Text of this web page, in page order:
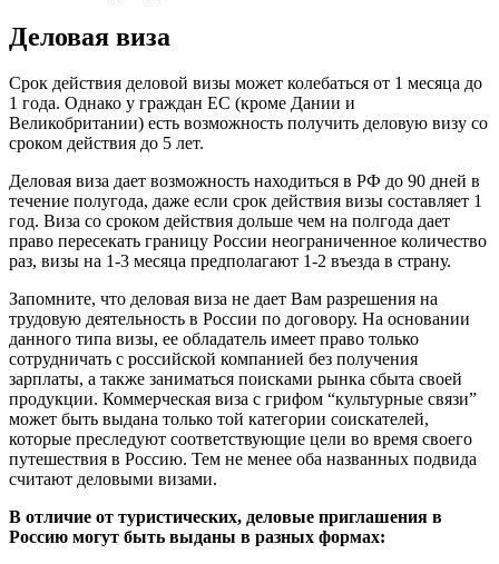
Деловая виза
Срок действия деловой визы может колебаться от 1 месяца до
1 года. Однако у граждан ЕС (кроме Дании и
Великобритании) есть возможность получить деловую визу со
сроком действия до 5 лет.
Деловая виза дает возможность находиться в РФ до 90 дней в
течение полугода, даже если срок действия визы составляет 1
год. Виза со сроком действия дольше чем на полгода дает
право пересекать границу России неограниченное количество
раз, визы на 1-3 месяца предполагают 1-2 въезда в страну.
Запомните, что деловая виза не дает Вам разрешения на
трудовую деятельность в России по договору. На основании
данного типа визы, ее обладатель имеет право только
сотрудничать с российской компанией без получения
зарплаты, а также заниматься поисками рынка сбыта своей
продукции. Коммерческая виза с грифом “культурные связи”
может быть выдана только той категории соискателей,
которые преследуют соответствующие цели во время своего
путешествия в Россию. Тем не менее оба названных подвида
считают деловыми визами.
В отличие от туристических, деловые приглашения в
Россию могут быть выданы в разных формах: